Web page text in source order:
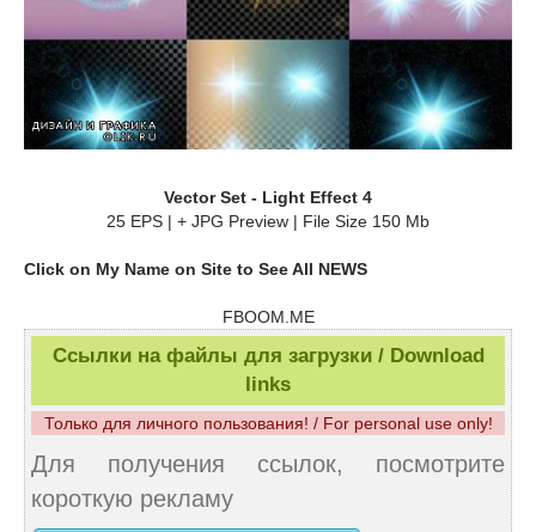
Vector Set - Light Effect 4
25 EPS | + JPG Preview | File Size 150 Mb
Click on My Name on Site to See All NEWS
FBOOM.ME
Ссылки на файлы для загрузки / Download
links
Только для личного пользования! / For personal use only!
Для получения ссылок, посмотрите
короткую рекламу